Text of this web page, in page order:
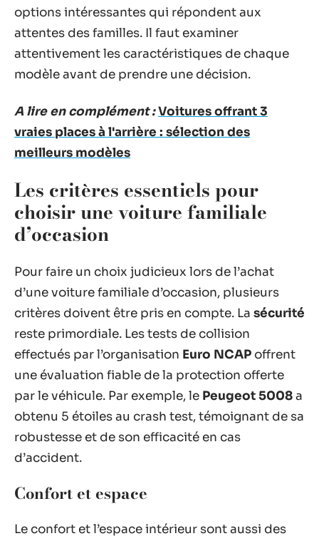
options intéressantes qui répondent aux
attentes des familles. Il faut examiner
attentivement les caractéristiques de chaque
modèle avant de prendre une décision.
A lire en complément :Voitures offrant 3
vraies places à l'arrière : sélection des
meilleurs modèles
Les critères essentiels pour
choisir une voiture familiale
d’occasion
Pour faire un choix judicieux lors de l’achat
d’une voiture familiale d’occasion, plusieurs
critères doivent être pris en compte. La sécurité
reste primordiale. Les tests de collision
effectués par l’organisation Euro NCAP offrent
une évaluation fiable de la protection offerte
par le véhicule. Par exemple, le Peugeot 5008a
obtenu 5 étoiles au crash test, témoignant de sa
robustesse et de son efficacité en cas
d’accident.
Confort et espace
Le confort et l’espace intérieur sont aussi des